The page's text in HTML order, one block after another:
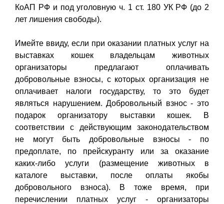
КоАП РФ и под уголовную ч. 1 ст. 180 УК РФ (до 2
лет лишения свободы).
Имейте ввиду, если при оказании платных услуг на
выставках кошек владельцам животных
организаторы предлагают оплачивать
добровольные взносы, с которых организация не
оплачивает налоги государству, то это будет
являться нарушением. Добровольный взнос - это
подарок организатору выставки кошек. В
соответствии с действующим законодательством
не могут быть добровольные взносы - по
предоплате, по прейскуранту или за оказание
каких-либо услуги (размещение животных в
каталоге выставки, после оплаты якобы
добровольного взноса). В тоже время, при
перечислении платных услуг - организаторы